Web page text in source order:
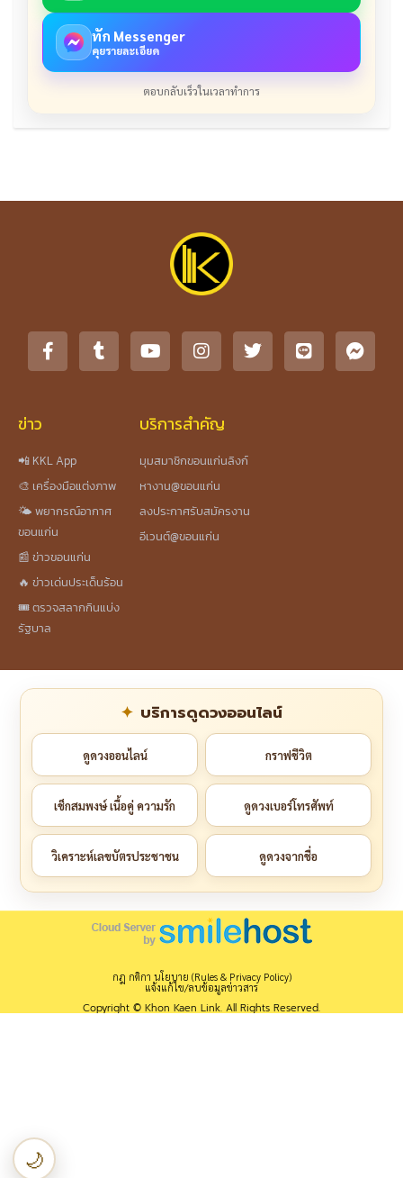
ทัก Messenger
คุยรายละเอียด
ตอบกลับเร็วในเวลาทำการ
ข่าว
📲 KKL App
🎨 เครื่องมือแต่งภาพ
🌤️ พยากรณ์อากาศ
ขอนแก่น
📰 ข่าวขอนแก่น
🔥 ข่าวเด่นประเด็นร้อน
🎟️ ตรวจสลากกินแบ่ง
รัฐบาล
บริการสำคัญ
มุมสมาชิกขอนแก่นลิงก์
หางาน@ขอนแก่น
ลงประกาศรับสมัครงาน
อีเวนต์@ขอนแก่น
บริการดูดวงออนไลน์
ดูดวงออนไลน์ กราฟชีวิต
เช็กสมพงษ์ เนื้อคู่ ความรัก ดูดวงเบอร์โทรศัพท์
วิเคราะห์เลขบัตรประชาชน ดูดวงจากชื่อ
กฎ กติกา นโยบาย (Rules & Privacy Policy)
แจ้งแก้ไข/ลบข้อมูลข่าวสาร
Copyright © Khon Kaen Link. All Rights Reserved.
🌙เปลี่ยนเป็นโหมดกลางคืน